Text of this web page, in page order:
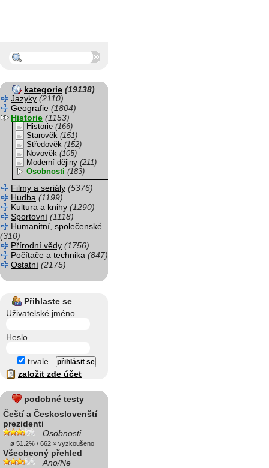
kategorie (19138)
Jazyky (2110)
Geografie (1804)
Historie (1153)
Historie (166)
Starověk (151)
Středověk (152)
Novověk (105)
Moderní dějiny (211)
Osobnosti (183)
Filmy a seriály (5376)
Hudba (1199)
Kultura a knihy (1290)
Sportovní (1118)
Humanitní, společenské
(310)
Přírodní vědy (1756)
Počítače a technika (847)
Ostatní (2175)
Přihlaste se
Uživatelské jméno
Heslo
trvale
založit zde účet
podobné testy
Čeští a Českoslovenští
prezidenti
Osobnosti
ø 51.2% / 662 × vyzkoušeno
Všeobecný přehled
Ano/Ne